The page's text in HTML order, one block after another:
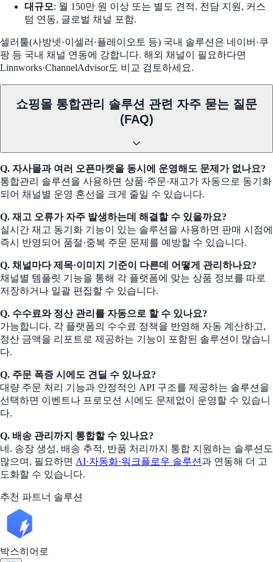
대규모: 월 150만 원 이상 또는 별도 견적. 전담 지원, 커스
텀 연동, 글로벌 채널 포함.
셀러툴(사방넷·이셀러·플레이오토 등) 국내 솔루션은 네이버·쿠
팡 등 국내 채널 연동에 강합니다. 해외 채널이 필요하다면
Linnworks·ChannelAdvisor도 비교 검토하세요.
쇼핑몰 통합관리 솔루션 관련 자주 묻는 질문
(FAQ)
Q. 자사몰과 여러 오픈마켓을 동시에 운영해도 문제가 없나요?
통합관리 솔루션을 사용하면 상품·주문·재고가 자동으로 동기화
되어 채널별 운영 혼선을 크게 줄일 수 있습니다.
Q. 재고 오류가 자주 발생하는데 해결할 수 있을까요?
실시간 재고 동기화 기능이 있는 솔루션을 사용하면 판매 시점에
즉시 반영되어 품절·중복 주문 문제를 예방할 수 있습니다.
Q. 채널마다 제목·이미지 기준이 다른데 어떻게 관리하나요?
채널별 템플릿 기능을 통해 각 플랫폼에 맞는 상품 정보를 따로
저장하거나 일괄 편집할 수 있습니다.
Q. 수수료와 정산 관리를 자동으로 할 수 있나요?
가능합니다. 각 플랫폼의 수수료 정책을 반영해 자동 계산하고,
정산 금액을 리포트로 제공하는 기능이 포함된 솔루션이 많습니
다.
Q. 주문 폭증 시에도 견딜 수 있나요?
대량 주문 처리 기능과 안정적인 API 구조를 제공하는 솔루션을
선택하면 이벤트나 프로모션 시에도 문제없이 운영할 수 있습니
다.
Q. 배송 관리까지 통합할 수 있나요?
네. 송장 생성, 배송 추적, 반품 처리까지 통합 지원하는 솔루션도
많으며, 필요하면 AI·자동화·워크플로우 솔루션 과 연동해 더 고
도화할 수 있습니다.
추천 파트너 솔루션
박스히어로